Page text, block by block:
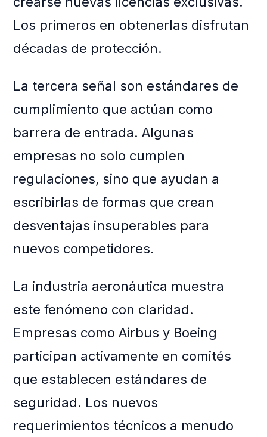
Los primeros en obtenerlas disfrutan
décadas de protección.
La tercera señal son estándares de
cumplimiento que actúan como
barrera de entrada. Algunas
empresas no solo cumplen
regulaciones, sino que ayudan a
escribirlas de formas que crean
desventajas insuperables para
nuevos competidores.
La industria aeronáutica muestra
este fenómeno con claridad.
Empresas como Airbus y Boeing
participan activamente en comités
que establecen estándares de
seguridad. Los nuevos
requerimientos técnicos a menudo